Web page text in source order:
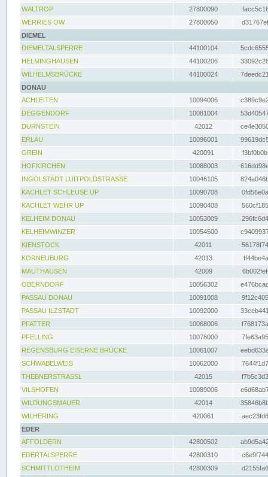
WALTROP
27800090
WERRIES OW
27800050
DIEMEL
DIEMELTALSPERRE
44100104
HELMINGHAUSEN
44100206
WILHELMSBRÜCKE
44100024
DONAU
ACHLEITEN
10094006
DEGGENDORF
10081004
DÜRNSTEIN
42012
ERLAU
10096001
GREIN
420091
HOFKIRCHEN
10088003
INGOLSTADT LUITPOLDSTRASSE
10046105
KACHLET SCHLEUSE UP
10090708
KACHLET WEHR UP
10090408
KELHEIM DONAU
10053009
KELHEIMWINZER
10054500
KIENSTOCK
42011
KORNEUBURG
42013
MAUTHAUSEN
42009
OBERNDORF
10056302
PASSAU DONAU
10091008
PASSAU ILZSTADT
10092000
PFATTER
10068006
PFELLING
10078000
REGENSBURG EISERNE BRÜCKE
10061007
SCHWABELWEIS
10062000
THEBNERSTRASSL
42015
VILSHOFEN
10089006
WILDUNGSMAUER
42014
WILHERING
420061
EDER
AFFOLDERN
42800502
EDERTALSPERRE
42800310
SCHMITTLOTHEIM
42800309